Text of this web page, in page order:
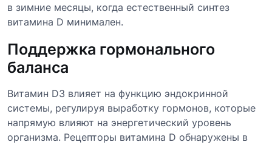
в зимние месяцы, когда естественный синтез
витамина D минимален.
Поддержка гормонального
баланса
Витамин D3 влияет на функцию эндокринной
системы, регулируя выработку гормонов, которые
напрямую влияют на энергетический уровень
организма. Рецепторы витамина D обнаружены в